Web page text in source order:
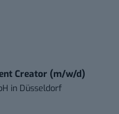
Creator (m/w/d)
in Düsseldorf